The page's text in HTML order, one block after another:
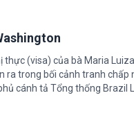
thực (visa) của bà Maria
ra trong bối cảnh tranh chấp
cánh tả Tổng thống Brazil